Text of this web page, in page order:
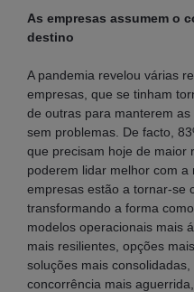
As empresas assumem o
destino
A pandemia revelou várias
empresas, que se tinham
de outras para manterem
sem problemas. De facto,
que precisam hoje de maior
poderem lidar melhor com
empresas estão a tornar-se
transformando a forma
modelos operacionais mais
mais resilientes, opções
soluções mais
concorrência mais